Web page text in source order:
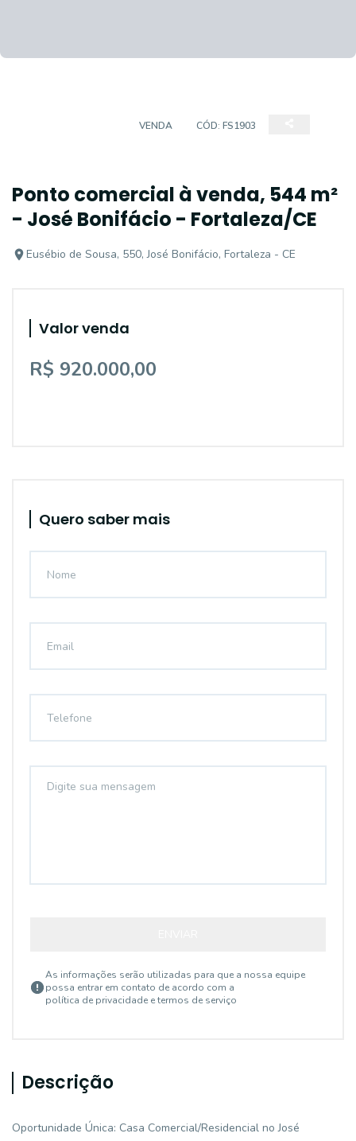
VENDA CÓD: FS1903
Ponto comercial à venda, 544 m²
- José Bonifácio - Fortaleza/CE
Eusébio de Sousa, 550, José Bonifácio, Fortaleza - CE
Valor venda
R$ 920.000,00
Quero saber mais
As informações serão utilizadas para que a nossa equipe
possa entrar em contato de acordo com a
política de privacidade e termos de serviço
Descrição
Oportunidade Única: Casa Comercial/Residencial no José